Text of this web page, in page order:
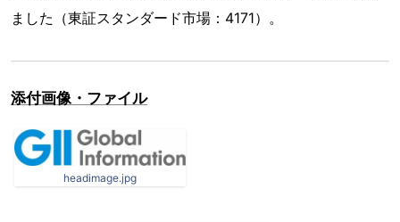
ました（東証スタンダード市場：4171）。
添付画像・ファイル
headimage.jpg